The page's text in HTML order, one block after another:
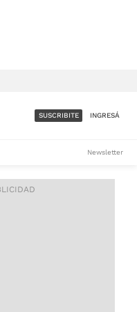
- $1.800/MES
SUSCRIBITE INGRESÁ
Newsletter